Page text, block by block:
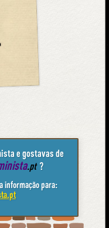
e gostavas de
.pt ?
informação para: